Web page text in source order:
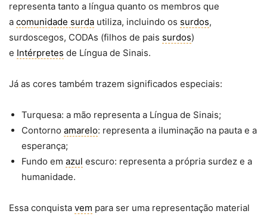
representa tanto a língua quanto os membros que
a comunidade surda utiliza, incluindo os surdos,
surdoscegos, CODAs (filhos de pais surdos)
e Intérpretes de Língua de Sinais.
Já as cores também trazem significados especiais:
Turquesa: a mão representa a Língua de Sinais;
Contorno amarelo: representa a iluminação na pauta e a
esperança;
Fundo em azul escuro: representa a própria surdez e a
humanidade.
Essa conquista vem para ser uma representação material